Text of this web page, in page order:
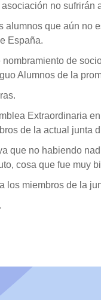
no
alumnos que aún
España.
de
Alumnos de la
Extraordinaria
de la actual junta
que no habiendo
cosa que fue muy
los miembros de la